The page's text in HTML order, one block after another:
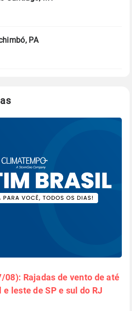
sobre os dados
PA
Rajadas de vento de até
leste de SP e sul do RJ